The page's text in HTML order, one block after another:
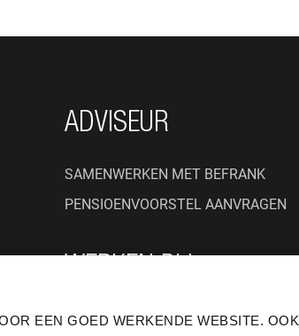
EEN GOED WERKENDE WEBSITE. OOK
ADVISEUR
SAMENWERKEN MET BEFRANK
PENSIOENVOORSTEL AANVRAGEN